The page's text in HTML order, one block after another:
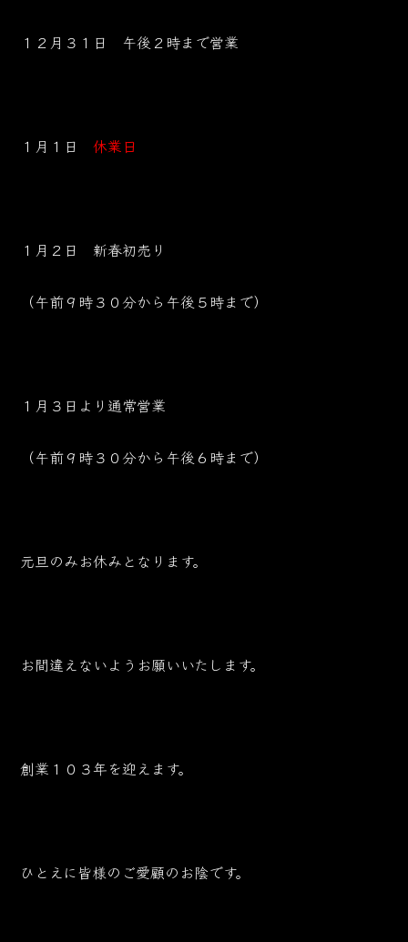
１２月３１日 午後２時まで営業
１月１日休業日
１月２日 新春初売り
（午前９時３０分から午後５時まで）
１月３日より通常営業
（午前９時３０分から午後６時まで）
元旦のみお休みとなります。
お間違えないようお願いいたします。
創業１０３年を迎えます。
ひとえに皆様のご愛顧のお陰です。